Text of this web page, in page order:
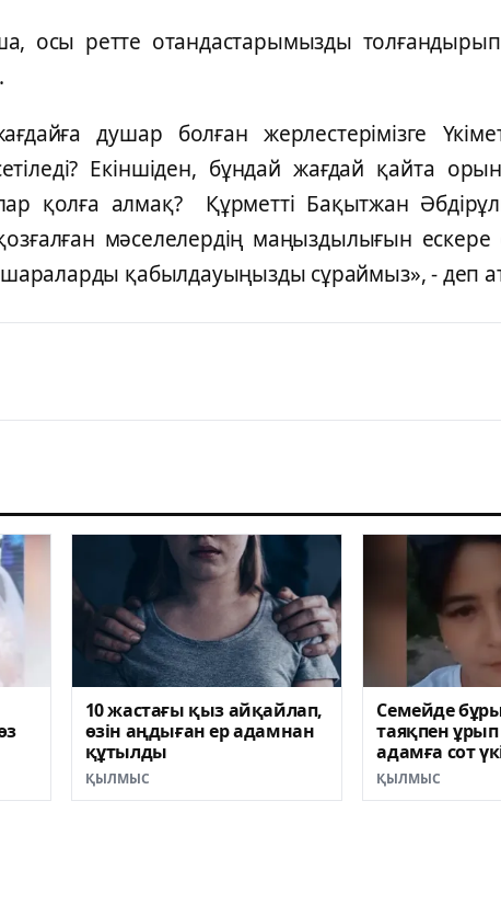
осы ретте отандастарымызды
душар болған жерлестерімізге
Екіншіден, бұндай жағдай қайта
қолға алмақ? Құрметті Бақытжан
мәселелердің маңыздылығын
шараларды қабылдауыңызды сұраймыз», - деп
10 жастағы қыз айқайлап,
өзін аңдыған ер адамнан
құтылды
ҚЫЛМЫС
Семейде
таяқпен ұрып
адамға сот
ҚЫЛМЫС